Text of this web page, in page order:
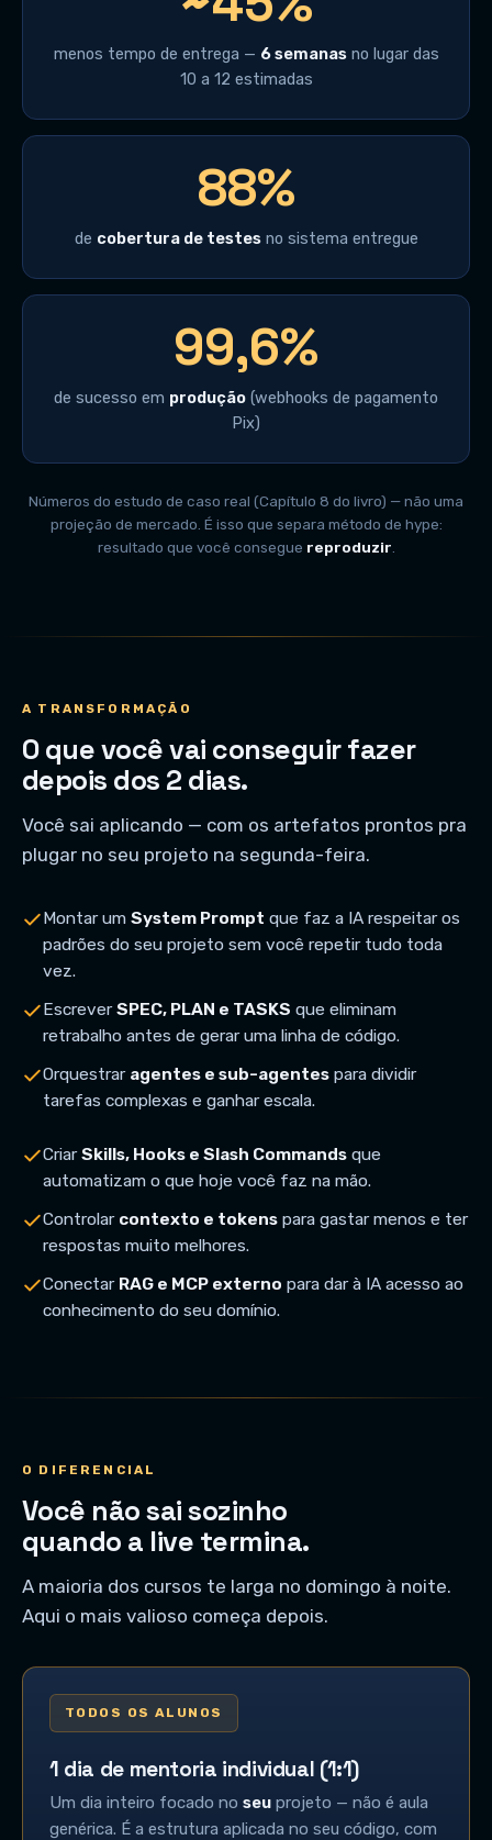
menos tempo de entrega — 6 semanasno lugar das
10 a 12 estimadas
88%
de cobertura de testesno sistema entregue
99,6%
de sucesso em produção (webhooks de pagamento
Pix)
Números do estudo de caso real (Capítulo 8 do livro) — não uma
projeção de mercado. É isso que separa método de hype:
resultado que você consegue reproduzir
A TRANSFORMAÇÃO
O que você vai conseguir fazer
depois dos 2 dias.
Você sai aplicando — com os artefatos prontos pra
plugar no seu projeto na segunda-feira.
Montar um System Prompt que faz a IA respeitar os
padrões do seu projeto sem você repetir tudo toda
vez.
EscreverSPEC, PLAN e TASKS que eliminam
retrabalho antes de gerar uma linha de código.
Orquestrar agentes e sub-agentes para dividir
tarefas complexas e ganhar escala.
CriarSkills, Hooks e Slash Commands que
automatizam o que hoje você faz na mão.
Controlar contexto e tokens para gastar menos e ter
respostas muito melhores.
Conectar RAG e MCP externo para dar à IA acesso ao
conhecimento do seu domínio.
O DIFERENCIAL
Você não sai sozinho
quando a live termina.
A maioria dos cursos te larga no domingo à noite.
Aqui o mais valioso começa depois.
TODOS OS ALUNOS
1 dia de mentoria individual (1:1)
Um dia inteiro focado no seu projeto — não é aula
genérica. É a estrutura aplicada no seu código, com